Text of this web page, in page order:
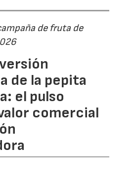
de fruta de
de la pepita
el pulso
comercial